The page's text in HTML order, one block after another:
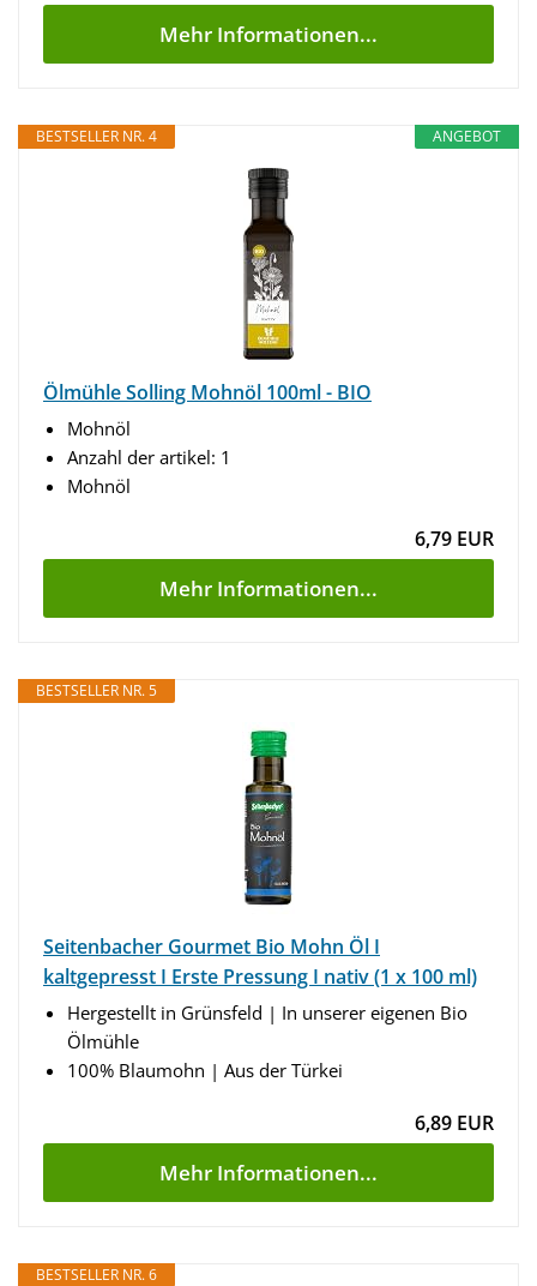
Mehr Informationen...
ANGEBOT
BESTSELLER NR. 4
Ölmühle Solling Mohnöl 100ml - BIO
Mohnöl
Anzahl der artikel: 1
Mohnöl
6,79 EUR
Mehr Informationen...
BESTSELLER NR. 5
Seitenbacher Gourmet Bio Mohn Öl I
kaltgepresst I Erste Pressung I nativ (1 x 100 ml)
Hergestellt in Grünsfeld | In unserer eigenen Bio
Ölmühle
100% Blaumohn | Aus der Türkei
6,89 EUR
Mehr Informationen...
BESTSELLER NR. 6